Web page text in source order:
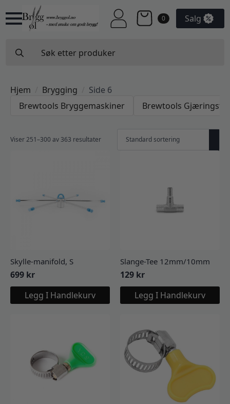
0 Salg
for:
Hjem Brygging
Side 6
Brewtools Bryggemaskiner
Brewtools
Viser 251–300 av 363 resultater
Skylle-manifold, S
699 kr
Legg I Handlekurv
Slange-Tee 12mm/10mm
129 kr
Legg I Handlekurv